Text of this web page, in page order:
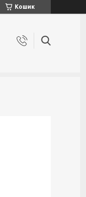
Кошик